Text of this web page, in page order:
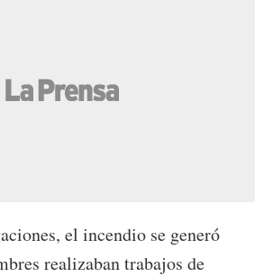
el incendio se generó
realizaban trabajos de